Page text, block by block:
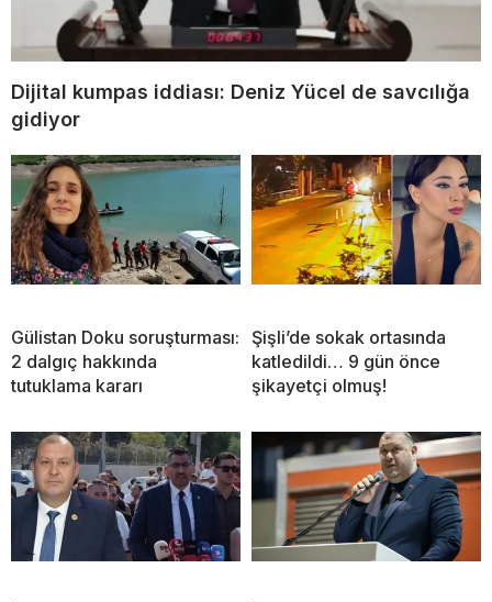
Dijital kumpas iddiası: Deniz Yücel de savcılığa
gidiyor
Gülistan Doku soruşturması:
2 dalgıç hakkında
tutuklama kararı
Şişli’de sokak ortasında
katledildi… 9 gün önce
şikayetçi olmuş!